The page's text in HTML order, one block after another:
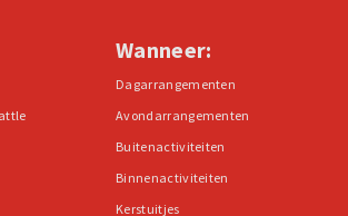
Wanneer:
Dagarrangementen
Avondarrangementen
Buitenactiviteiten
Binnenactiviteiten
Kerstuitjes